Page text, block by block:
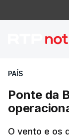
PAÍS
Ponte da
O vento e os